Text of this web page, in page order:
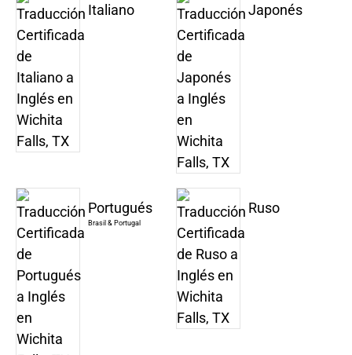
Italiano Japonés
Portugués
Brasil & Portugal
Ruso